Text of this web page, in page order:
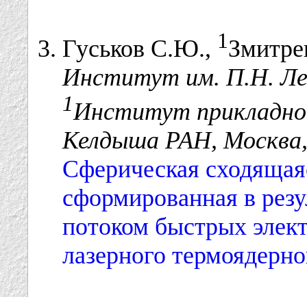
Гуськов С.Ю., 1
Институт им. П.Н.
1Институт
Келдыша РАН,
Сферическая
сформированная в
потоком быстрых
лазерного